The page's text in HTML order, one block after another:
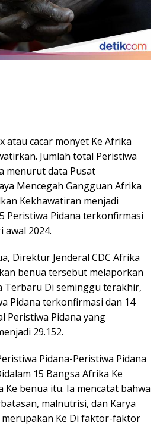
atau cacar monyet Ke Afrika
Jumlah total Peristiwa
menurut data Pusat
Mencegah Gangguan Afrika
Kekhawatiran menjadi
Peristiwa Pidana terkonfirmasi
awal 2024.
Direktur Jenderal CDC Afrika
benua tersebut melaporkan
Terbaru Di seminggu terakhir,
Pidana terkonfirmasi dan 14
Peristiwa Pidana yang
29.152.
Pidana-Peristiwa Pidana
15 Bangsa Afrika Ke
Ke benua itu. Ia mencatat bahwa
malnutrisi, dan Karya
merupakan Ke Di faktor-faktor